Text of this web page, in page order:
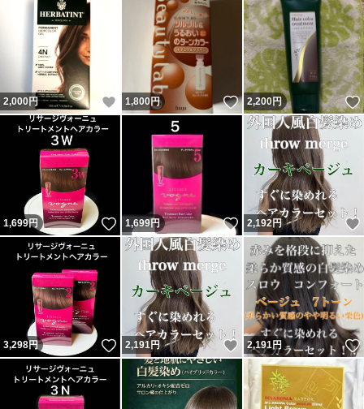
2,000円 いいね！
1,800円 いいね！
2,200円
1,699円 いいね！
1,699円 いいね！
2,192円
3,298円 いいね！
2,191円 いいね！
2,191円